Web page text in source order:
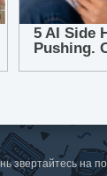
звертайтесь на